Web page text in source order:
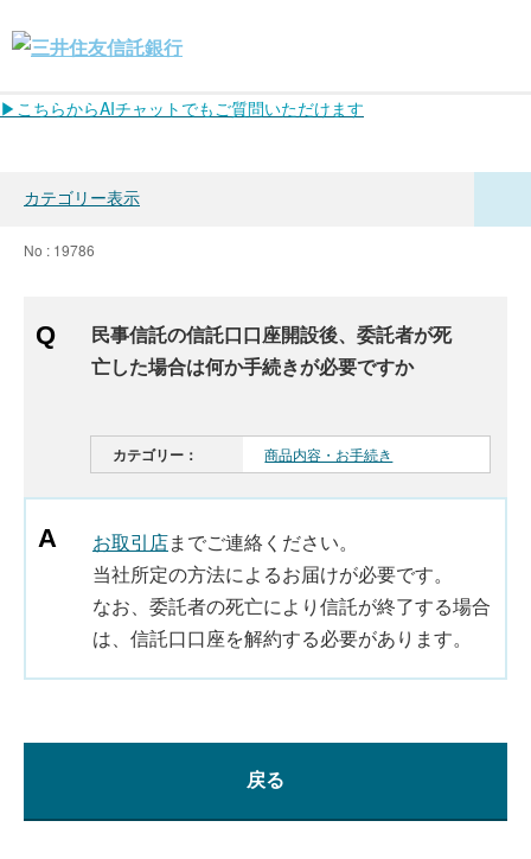
▶こちらからAIチャットでもご質問いただけます
カテゴリー表示
No : 19786
民事信託の信託口口座開設後、委託者が死
亡した場合は何か手続きが必要ですか
カテゴリー： 商品内容・お手続き
お取引店までご連絡ください。
当社所定の方法によるお届けが必要です。
なお、委託者の死亡により信託が終了する場合
は、信託口口座を解約する必要があります。
戻る